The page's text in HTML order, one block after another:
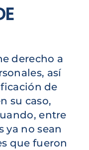
derecho a
así
de
su caso,
entre
ya no sean
que fueron